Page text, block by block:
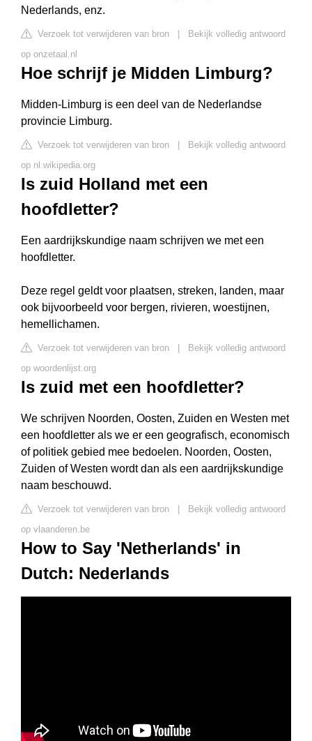
Nederlands, enz.
Verzoek tot verwijderen van bron
Bekijk volledig antwoord
op onzetaal.nl
Hoe schrijf je Midden Limburg?
Midden-Limburg is een deel van de Nederlandse
provincie Limburg.
Verzoek tot verwijderen van bron
Bekijk volledig antwoord
op nl.wikipedia.org
Is zuid Holland met een
hoofdletter?
Een aardrijkskundige naam schrijven we met een
hoofdletter.
Deze regel geldt voor plaatsen, streken, landen, maar
ook bijvoorbeeld voor bergen, rivieren, woestijnen,
hemellichamen.
Verzoek tot verwijderen van bron
Bekijk volledig antwoord
op woordenlijst.org
Is zuid met een hoofdletter?
We schrijven Noorden, Oosten, Zuiden en Westen met
een hoofdletter als we er een geografisch, economisch
of politiek gebied mee bedoelen. Noorden, Oosten,
Zuiden of Westen wordt dan als een aardrijkskundige
naam beschouwd.
Verzoek tot verwijderen van bron
Bekijk volledig antwoord
op vlaanderen.be
How to Say 'Netherlands' in
Dutch: Nederlands